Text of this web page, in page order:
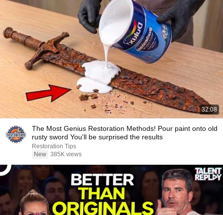
32:08
The Most Genius Restoration Methods! Pour paint onto old
rusty sword You'll be surprised the results
Restoration Tips
New 385K views